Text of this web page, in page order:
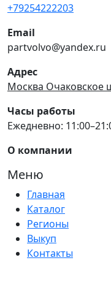
+79254222203
Email
partvolvo@yandex.ru
Адрес
Москва Очаковское
Часы работы
Ежедневно:
О компании
Меню
Главная
Каталог
Регионы
Выкуп
Контакты